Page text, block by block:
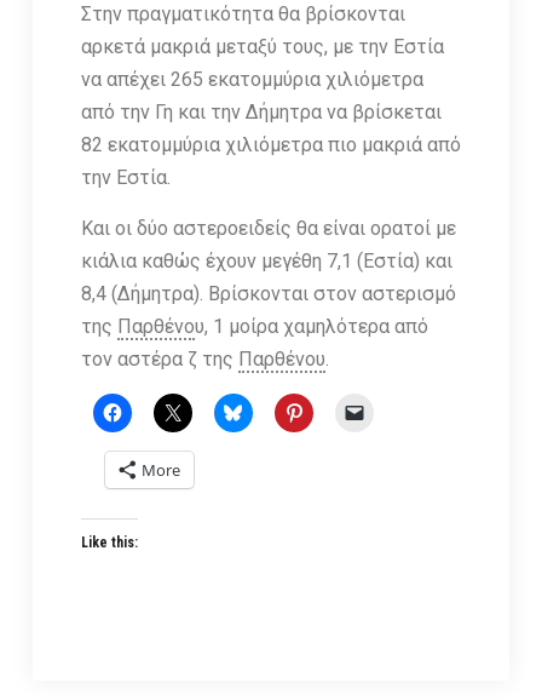
Στην πραγματικότητα θα βρίσκονται
αρκετά μακριά μεταξύ τους, με την Εστία
να απέχει 265 εκατομμύρια χιλιόμετρα
από την Γη και την Δήμητρα να βρίσκεται
82 εκατομμύρια χιλιόμετρα πιο μακριά από
την Εστία.
Και οι δύο αστεροειδείς θα είναι ορατοί με
κιάλια καθώς έχουν μεγέθη 7,1 (Εστία) και
8,4 (Δήμητρα). Βρίσκονται στον αστερισμό
της Παρθένου, 1 μοίρα χαμηλότερα από
τον αστέρα ζ της Παρθένου
More
Like this: